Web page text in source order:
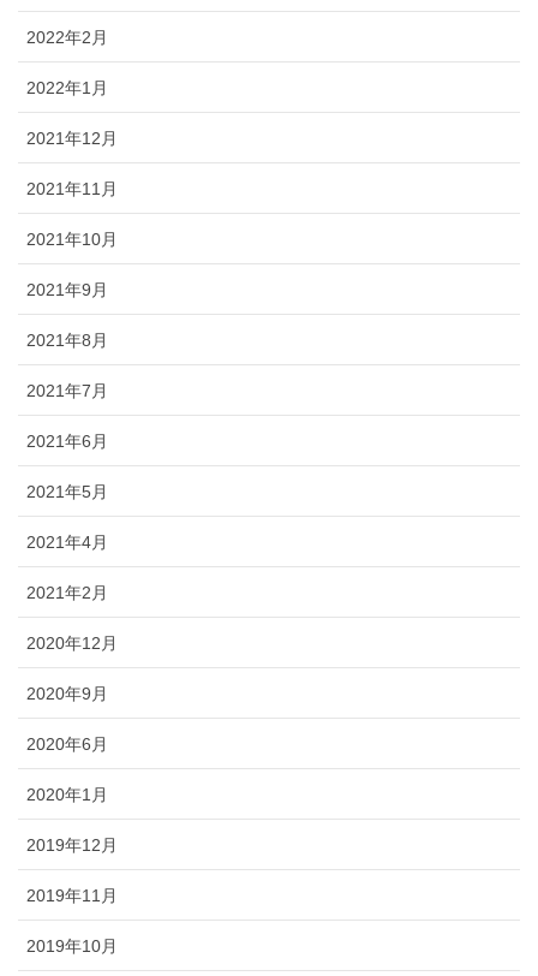
2022年2月
2022年1月
2021年12月
2021年11月
2021年10月
2021年9月
2021年8月
2021年7月
2021年6月
2021年5月
2021年4月
2021年2月
2020年12月
2020年9月
2020年6月
2020年1月
2019年12月
2019年11月
2019年10月